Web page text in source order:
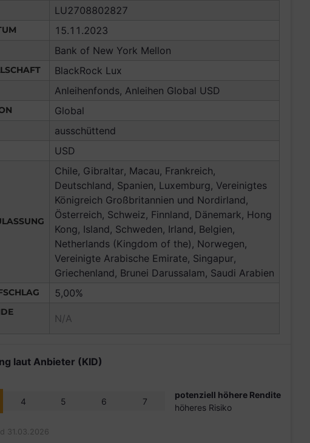
LU2708802827
15.11.2023
Bank of New York Mellon
BlackRock Lux
Anleihenfonds, Anleihen Global USD
Global
ausschüttend
USD
Chile, Gibraltar, Macau, Frankreich,
Deutschland, Spanien, Luxemburg, Vereinigtes
Königreich Großbritannien und Nordirland,
Österreich, Schweiz, Finnland, Dänemark, Hong
Kong, Island, Schweden, Irland, Belgien,
Netherlands (Kingdom of the), Norwegen,
Vereinigte Arabische Emirate, Singapur,
Griechenland, Brunei Darussalam, Saudi Arabien
5,00%
N/A
laut Anbieter (KID)
4 5 6 7
potenziell höhere Rendite
höheres Risiko
31.03.2026